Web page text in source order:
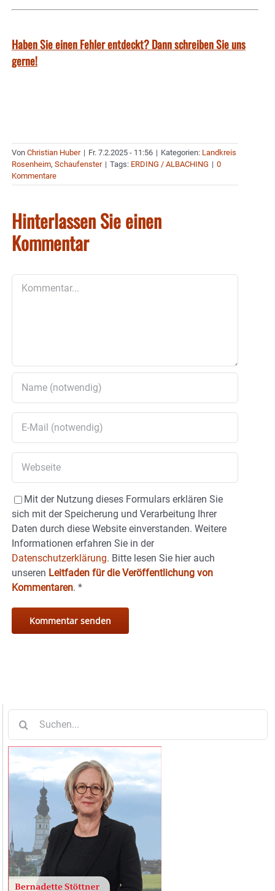
Haben Sie einen Fehler entdeckt? Dann schreiben Sie uns
gerne!
Von Christian Huber | Fr. 7.2.2025 - 11:56 | Kategorien: Landkreis
Rosenheim, Schaufenster | Tags: ERDING / ALBACHING | 0
Kommentare
Hinterlassen Sie einen
Kommentar
Mit der Nutzung dieses Formulars erklären Sie
sich mit der Speicherung und Verarbeitung Ihrer
Daten durch diese Website einverstanden. Weitere
Informationen erfahren Sie in der
Datenschutzerklärung. Bitte lesen Sie hier auch
unseren Leitfaden für die Veröffentlichung von
Kommentaren. *
nach: